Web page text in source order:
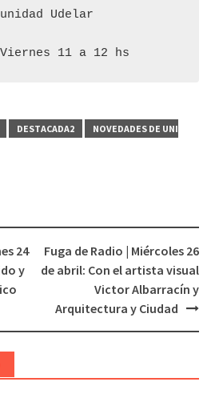
Udelar
11 a 12 hs
DESTACADA2
NOVEDADES DE UNI
24
y
Fuga de Radio | Miércoles 26
de abril: Con el artista visual
Victor Albarracín y
Arquitectura y Ciudad